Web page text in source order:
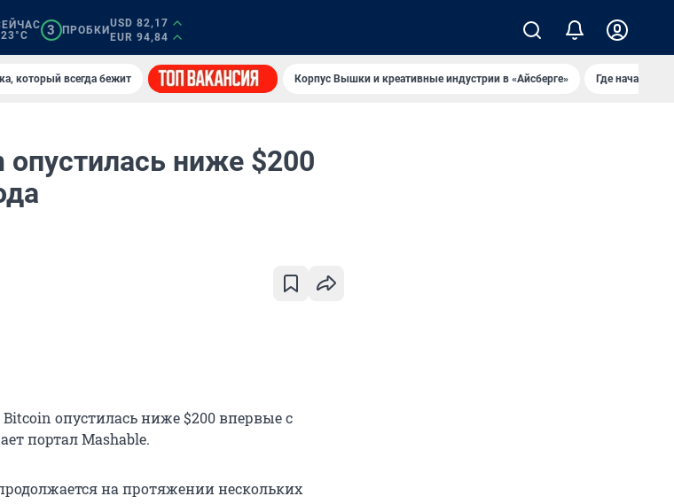
3 ПРОБКИ
USD 82,17
EUR 94,84
который всегда бежит Корпус Вышки и креативные индустрии в «Айсберге» Где начать
ниже $200
опустилась ниже $200 впервые с
портал Mashable.
на протяжении нескольких